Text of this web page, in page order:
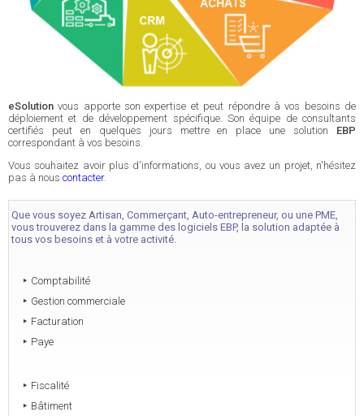
eSolution vous apporte son expertise et peut répondre à vos besoins de
déploiement et de développement spécifique. Son équipe de consultants
certifiés peut en quelques jours mettre en place une solution EBP
correspondant à vos besoins.
Vous souhaitez avoir plus d'informations, ou vous avez un projet, n'hésitez
pas à nous contacter.
Que vous soyez Artisan, Commerçant, Auto-entrepreneur, ou une PME,
vous trouverez dans la gamme des logiciels EBP, la solution adaptée à
tous vos besoins et à votre activité.
Comptabilité
Gestion commerciale
Facturation
Paye
Fiscalité
Bâtiment